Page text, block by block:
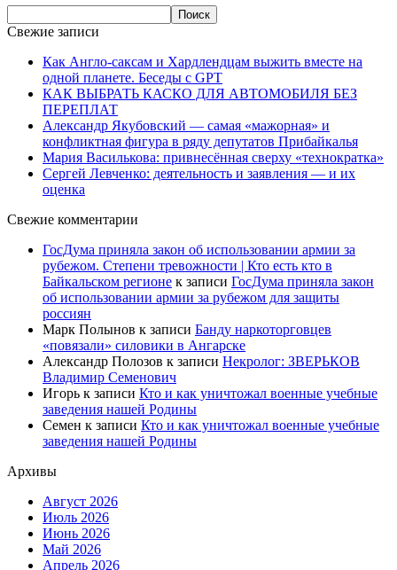
Свежие записи
Как Англо-саксам и Хардлендцам выжить вместе на
одной планете. Беседы с GPT
КАК ВЫБРАТЬ КАСКО ДЛЯ АВТОМОБИЛЯ БЕЗ
ПЕРЕПЛАТ
Александр Якубовский — самая «мажорная» и
конфликтная фигура в ряду депутатов Прибайкалья
Мария Василькова: привнесённая сверху «технократка»
Сергей Левченко: деятельность и заявления — и их
оценка
Свежие комментарии
ГосДума приняла закон об использовании армии за
рубежом. Степени тревожности | Кто есть кто в
Байкальском регионе к записи ГосДума приняла закон
об использовании армии за рубежом для защиты
россиян
Марк Полынов к записи Банду наркоторговцев
«повязали» силовики в Ангарске
Александр Полозов к записи Некролог: ЗВЕРЬКОВ
Владимир Семенович
Игорь к записи Кто и как уничтожал военные учебные
заведения нашей Родины
Семен к записи Кто и как уничтожал военные учебные
заведения нашей Родины
Архивы
Август 2026
Июль 2026
Июнь 2026
Май 2026
Апрель 2026